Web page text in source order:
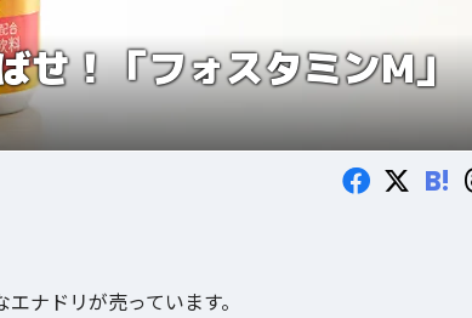
せ！「フォスタミンM」
B!
ナドリが売っています。